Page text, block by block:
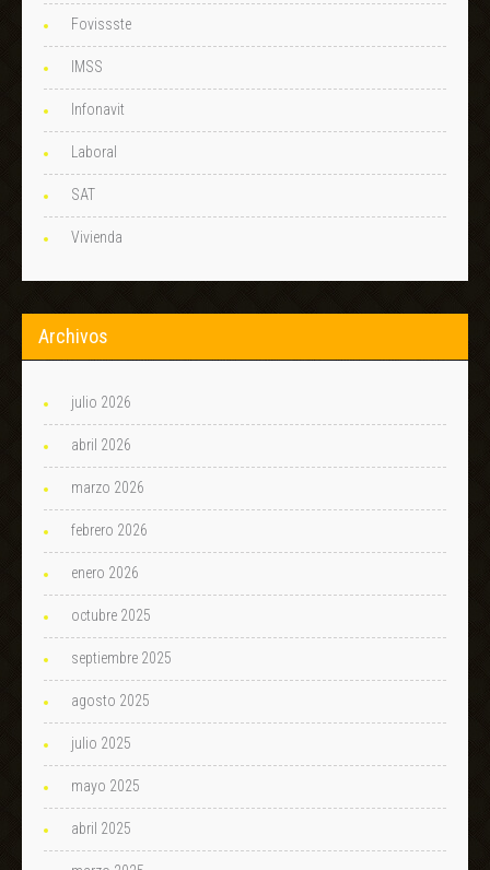
Fovissste
IMSS
Infonavit
Laboral
SAT
Vivienda
Archivos
julio 2026
abril 2026
marzo 2026
febrero 2026
enero 2026
octubre 2025
septiembre 2025
agosto 2025
julio 2025
mayo 2025
abril 2025